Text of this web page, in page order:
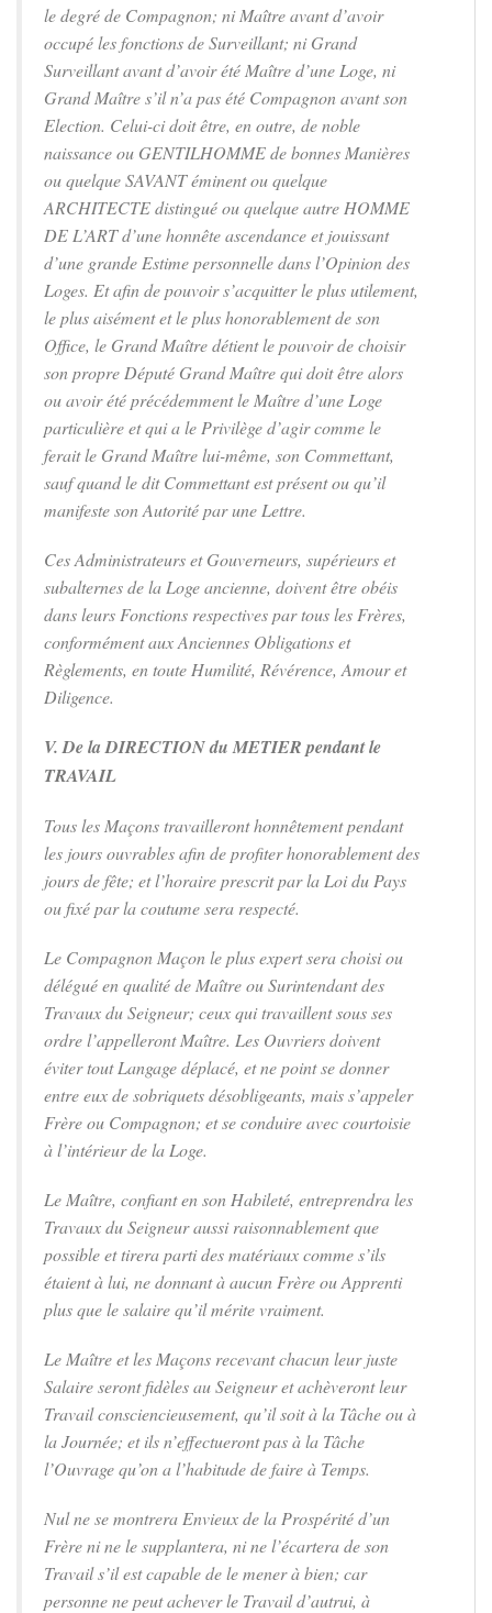
le degré de Compagnon; ni Maître avant d’avoir
occupé les fonctions de Surveillant; ni Grand
Surveillant avant d’avoir été Maître d’une Loge, ni
Grand Maître s’il n’a pas été Compagnon avant son
Election. Celui-ci doit être, en outre, de noble
naissance ou GENTILHOMME de bonnes Manières
ou quelque SAVANT éminent ou quelque
ARCHITECTE distingué ou quelque autre HOMME
DE L’ART d’une honnête ascendance et jouissant
d’une grande Estime personnelle dans l’Opinion des
Loges. Et afin de pouvoir s’acquitter le plus utilement,
le plus aisément et le plus honorablement de son
Office, le Grand Maître détient le pouvoir de choisir
son propre Député Grand Maître qui doit être alors
ou avoir été précédemment le Maître d’une Loge
particulière et qui a le Privilège d’agir comme le
ferait le Grand Maître lui-même, son Commettant,
sauf quand le dit Commettant est présent ou qu’il
manifeste son Autorité par une Lettre.
Ces Administrateurs et Gouverneurs, supérieurs et
subalternes de la Loge ancienne, doivent être obéis
dans leurs Fonctions respectives par tous les Frères,
conformément aux Anciennes Obligations et
Règlements, en toute Humilité, Révérence, Amour et
Diligence.
V. De la DIRECTION du METIER pendant le
TRAVAIL
Tous les Maçons travailleront honnêtement pendant
les jours ouvrables afin de profiter honorablement des
jours de fête; et l’horaire prescrit par la Loi du Pays
ou fixé par la coutume sera respecté.
Le Compagnon Maçon le plus expert sera choisi ou
délégué en qualité de Maître ou Surintendant des
Travaux du Seigneur; ceux qui travaillent sous ses
ordre l’appelleront Maître. Les Ouvriers doivent
éviter tout Langage déplacé, et ne point se donner
entre eux de sobriquets désobligeants, mais s’appeler
Frère ou Compagnon; et se conduire avec courtoisie
à l’intérieur de la Loge.
Le Maître, confiant en son Habileté, entreprendra les
Travaux du Seigneur aussi raisonnablement que
possible et tirera parti des matériaux comme s’ils
étaient à lui, ne donnant à aucun Frère ou Apprenti
plus que le salaire qu’il mérite vraiment.
Le Maître et les Maçons recevant chacun leur juste
Salaire seront fidèles au Seigneur et achèveront leur
Travail consciencieusement, qu’il soit à la Tâche ou à
la Journée; et ils n’effectueront pas à la Tâche
l’Ouvrage qu’on a l’habitude de faire à Temps.
Nul ne se montrera Envieux de la Prospérité d’un
Frère ni ne le supplantera, ni ne l’écartera de son
Travail s’il est capable de le mener à bien; car
personne ne peut achever le Travail d’autrui, à